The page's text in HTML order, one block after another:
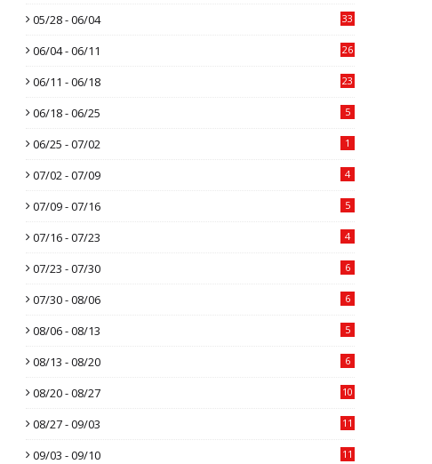
05/28 - 06/04 33
06/04 - 06/11 26
06/11 - 06/18 23
06/18 - 06/25 5
06/25 - 07/02 1
07/02 - 07/09 4
07/09 - 07/16 5
07/16 - 07/23 4
07/23 - 07/30 6
07/30 - 08/06 6
08/06 - 08/13 5
08/13 - 08/20 6
08/20 - 08/27 10
08/27 - 09/03 11
09/03 - 09/10 11